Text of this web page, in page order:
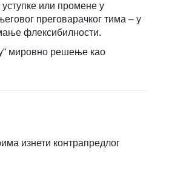
или промене у
преговарачког тима – у
флексибилности.
мировно решење као
изнети контрапредлог